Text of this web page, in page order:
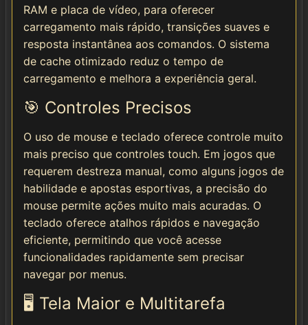
RAM e placa de vídeo, para oferecer
carregamento mais rápido, transições suaves e
resposta instantânea aos comandos. O sistema
de cache otimizado reduz o tempo de
carregamento e melhora a experiência geral.
🎯 Controles Precisos
O uso de mouse e teclado oferece controle muito
mais preciso que controles touch. Em jogos que
requerem destreza manual, como alguns jogos de
habilidade e apostas esportivas, a precisão do
mouse permite ações muito mais acuradas. O
teclado oferece atalhos rápidos e navegação
eficiente, permitindo que você acesse
funcionalidades rapidamente sem precisar
navegar por menus.
🖥️ Tela Maior e Multitarefa